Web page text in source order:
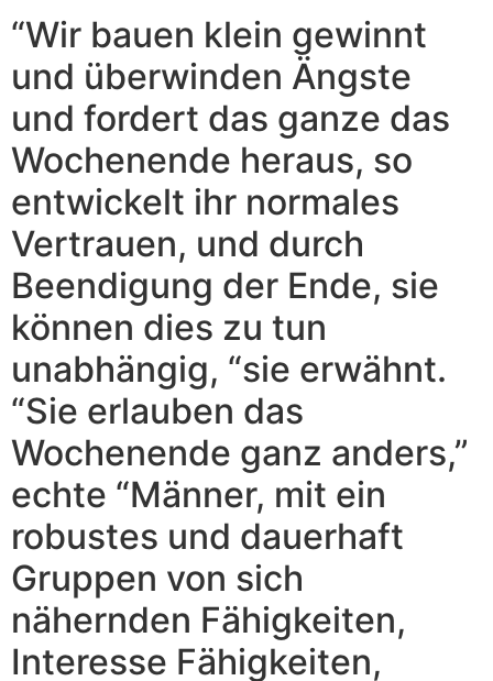
“Wir bauen klein gewinnt
und überwinden Ängste
und fordert das ganze das
Wochenende heraus, so
entwickelt ihr normales
Vertrauen, und durch
Beendigung der Ende, sie
können dies zu tun
unabhängig, “sie erwähnt.
“Sie erlauben das
Wochenende ganz anders,”
echte “Männer, mit ein
robustes und dauerhaft
Gruppen von sich
nähernden Fähigkeiten,
Interesse Fähigkeiten,